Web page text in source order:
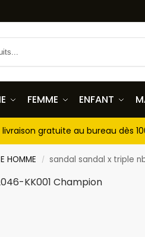
FEMME ENFANT
livraison gratuite au bureau dès
HOMME / sandal sandal x triple